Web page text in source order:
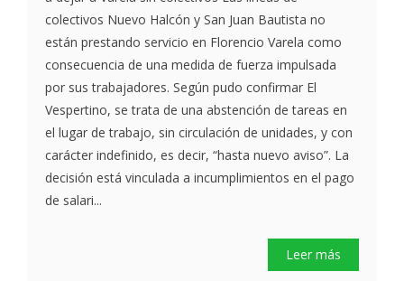
colectivos Nuevo Halcón y San Juan Bautista no
están prestando servicio en Florencio Varela como
consecuencia de una medida de fuerza impulsada
por sus trabajadores. Según pudo confirmar El
Vespertino, se trata de una abstención de tareas en
el lugar de trabajo, sin circulación de unidades, y con
carácter indefinido, es decir, “hasta nuevo aviso”. La
decisión está vinculada a incumplimientos en el pago
de salari...
Leer más